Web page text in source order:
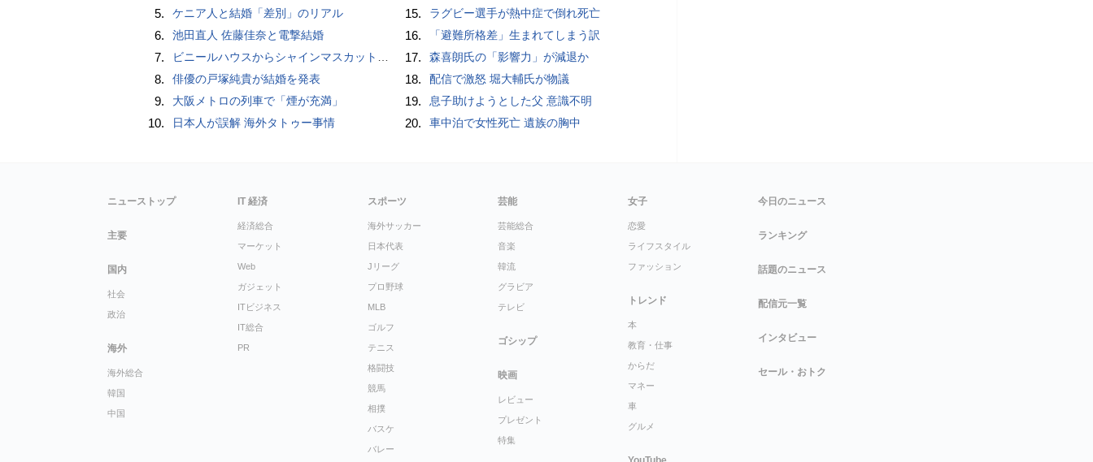
5. ケニア人と結婚「差別」のリアル
6. 池田直人 佐藤佳奈と電撃結婚
7. ビニールハウスからシャインマスカット約200房を盗んだ疑い ネットで販売か 無職の男（42）逮捕 岡山県警
8. 俳優の戸塚純貴が結婚を発表
9. 大阪メトロの列車で「煙が充満」
10. 日本人が誤解 海外タトゥー事情
15. ラグビー選手が熱中症で倒れ死亡
16. 「避難所格差」生まれてしまう訳
17. 森喜朗氏の「影響力」が減退か
18. 配信で激怒 堀大輔氏が物議
19. 息子助けようとした父 意識不明
20. 車中泊で女性死亡 遺族の胸中
ニューストップ
主要
国内
社会
政治
海外
海外総合
韓国
中国
IT 経済
経済総合
マーケット
Web
ガジェット
ITビジネス
IT総合
PR
スポーツ
海外サッカー
日本代表
Jリーグ
プロ野球
MLB
ゴルフ
テニス
格闘技
競馬
相撲
バスケ
バレー
芸能
芸能総合
音楽
韓流
グラビア
テレビ
ゴシップ
映画
レビュー
プレゼント
特集
女子
恋愛
ライフスタイル
ファッション
トレンド
本
教育・仕事
からだ
マネー
車
グルメ
今日のニュース
ランキング
話題のニュース
配信元一覧
インタビュー
セール・おトク